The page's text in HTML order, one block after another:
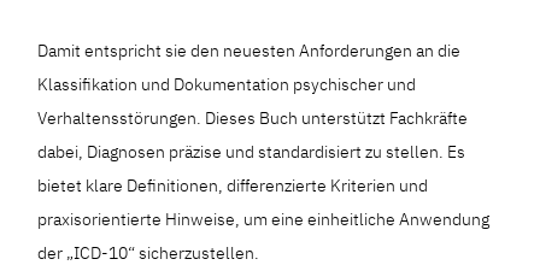
Damit entspricht sie den neuesten Anforderungen an die
Klassifikation und Dokumentation psychischer und
Verhaltensstörungen. Dieses Buch unterstützt Fachkräfte
dabei, Diagnosen präzise und standardisiert zu stellen. Es
bietet klare Definitionen, differenzierte Kriterien und
praxisorientierte Hinweise, um eine einheitliche Anwendung
der „ICD-10“ sicherzustellen.